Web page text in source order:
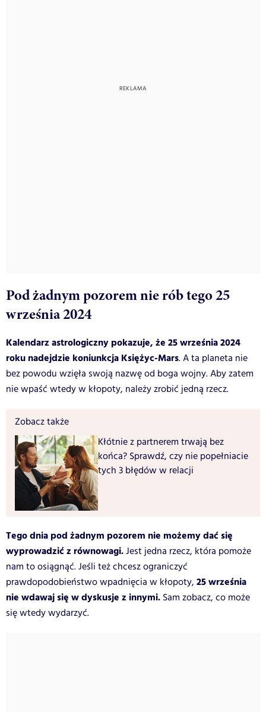
Pod żadnym pozorem nie rób tego 25
września 2024
Kalendarz astrologiczny pokazuje, że 25 września 2024
roku nadejdzie koniunkcja Księżyc-Mars. A ta planeta nie
bez powodu wzięła swoją nazwę od boga wojny. Aby zatem
nie wpaść wtedy w kłopoty, należy zrobić jedną rzecz.
Zobacz także
Kłótnie z partnerem trwają bez
końca? Sprawdź, czy nie popełniacie
tych 3 błędów w relacji
Tego dnia pod żadnym pozorem nie możemy dać się
wyprowadzić z równowagi.Jest jedna rzecz, która pomoże
nam to osiągnąć. Jeśli też chcesz ograniczyć
prawdopodobieństwo wpadnięcia w kłopoty, 25 września
nie wdawaj się w dyskusje z innymi. Sam zobacz, co może
się wtedy wydarzyć.